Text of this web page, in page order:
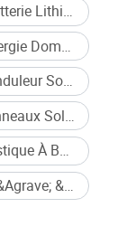
Système De Stockage D'énergie Par Batterie Lithium Solaire
Système De Batterie De Stockage D'énergie Domestique
Batterie De Stockage D'énergie Pour Onduleur Solaire
Stockage D'énergie Par Batterie De Panneaux Solaires
Système De Stockage D'énergie Domestique À Batterie Lithium Solaire
Achat en gros de Batterie Domestique &Agrave; &Eacute;nergie